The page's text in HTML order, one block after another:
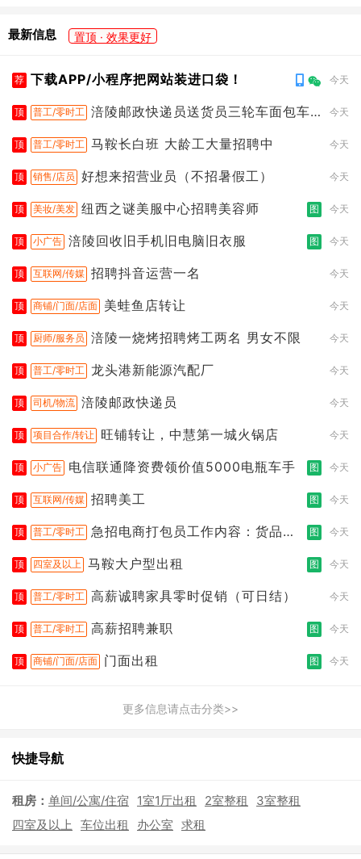
最新信息 置顶 · 效果更好
荐 下载APP/小程序把网站装进口袋！ 今天
顶 普工/零时工 涪陵邮政快递员送货员三轮车面包车
今天
顶 普工/零时工 马鞍长白班 大龄工大量招聘中 今天
顶 销售/店员 好想来招营业员（不招暑假工） 今天
顶 美妆/美发 纽西之谜美服中心招聘美容师 图 今天
顶 小广告 涪陵回收旧手机旧电脑旧衣服 图 今天
顶 互联网/传媒 招聘抖音运营一名 今天
顶 商铺/门面/店面 美蛙鱼店转让 今天
顶 厨师/服务员 涪陵一烧烤招聘烤工两名 男女不限 今天
顶 普工/零时工 龙头港新能源汽配厂 今天
顶 司机/物流 涪陵邮政快递员 今天
顶 项目合作/转让 旺铺转让，中慧第一城火锅店 今天
顶 小广告 电信联通降资费领价值5000电瓶车手 图 今天
顶 互联网/传媒 招聘美工 图 今天
顶 普工/零时工 急招电商打包员工作内容：货品分
图 今天
顶 四室及以上 马鞍大户型出租 图 今天
顶 普工/零时工 高薪诚聘家具零时促销（可日结） 今天
顶 普工/零时工 高薪招聘兼职 图 今天
顶 商铺/门面/店面 门面出租 图 今天
更多信息请点击分类>>
快捷导航
租房： 单间/公寓/住宿 1室1厅出租 2室整租
3室整租
四室及以上 车位出租 办公室 求租